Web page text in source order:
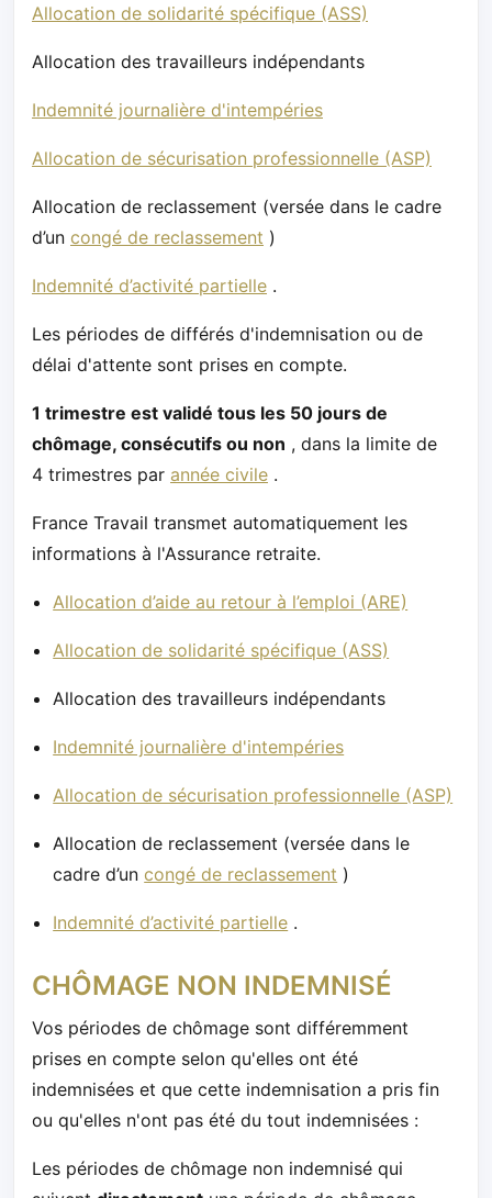
Allocation de solidarité spécifique (ASS)
Allocation des travailleurs indépendants
Indemnité journalière d'intempéries
Allocation de sécurisation professionnelle (ASP)
Allocation de reclassement (versée dans le cadre
d’un congé de reclassement )
Indemnité d’activité partielle .
Les périodes de différés d'indemnisation ou de
délai d'attente sont prises en compte.
1 trimestre est validé tous les 50 jours de
chômage, consécutifs ou non , dans la limite de
4 trimestres par année civile .
France Travail transmet automatiquement les
informations à l'Assurance retraite.
Allocation d’aide au retour à l’emploi (ARE)
Allocation de solidarité spécifique (ASS)
Allocation des travailleurs indépendants
Indemnité journalière d'intempéries
Allocation de sécurisation professionnelle (ASP)
Allocation de reclassement (versée dans le
cadre d’uncongé de reclassement )
Indemnité d’activité partielle .
CHÔMAGE NON INDEMNISÉ
Vos périodes de chômage sont différemment
prises en compte selon qu'elles ont été
indemnisées et que cette indemnisation a pris fin
ou qu'elles n'ont pas été du tout indemnisées :
Les périodes de chômage non indemnisé qui